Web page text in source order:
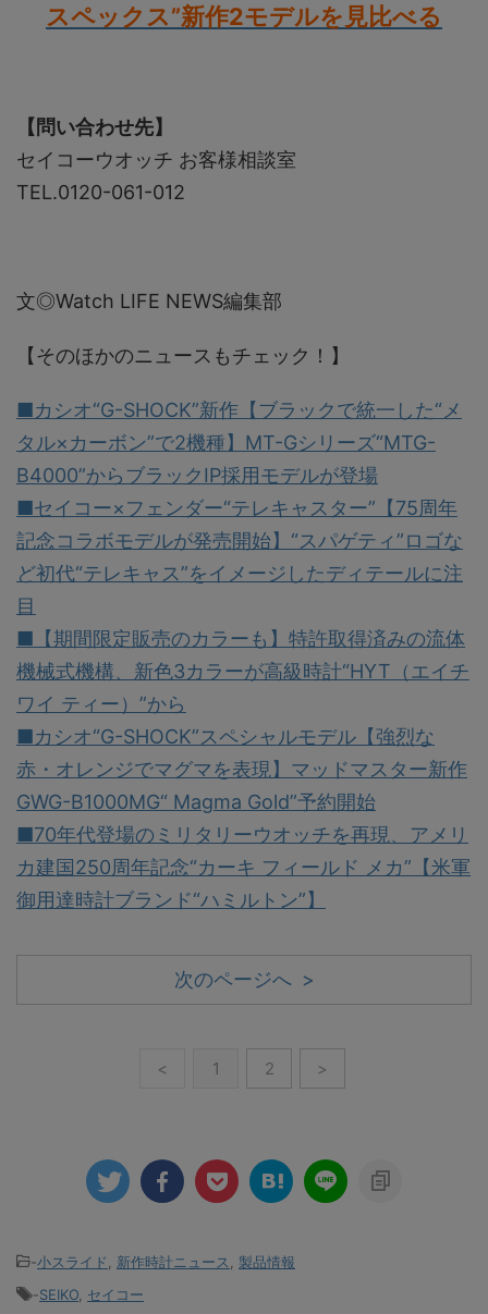
スペックス”新作2モデルを見比べる
【問い合わせ先】
セイコーウオッチ お客様相談室
TEL.0120-061-012
文◎Watch LIFE NEWS編集部
【そのほかのニュースもチェック！】
■カシオ“G-SHOCK”新作【ブラックで統一した“メ
タル×カーボン”で2機種】MT-Gシリーズ“MTG-
B4000”からブラックIP採用モデルが登場
■セイコー×フェンダー“テレキャスター”【75周年
記念コラボモデルが発売開始】“スパゲティ”ロゴな
ど初代“テレキャス”をイメージしたディテールに注
目
■【期間限定販売のカラーも】特許取得済みの流体
機械式機構、新色3カラーが高級時計“HYT（エイチ
ワイ ティー）”から
■カシオ“G-SHOCK”スペシャルモデル【強烈な
赤・オレンジでマグマを表現】マッドマスター新作
GWG-B1000MG“ Magma Gold”予約開始
■70年代登場のミリタリーウオッチを再現、アメリ
カ建国250周年記念“カーキ フィールド メカ”【米軍
御用達時計ブランド“ハミルトン”】
次のページへ >
< 1 2 >
-小スライド 新作時計ニュース
製品情報
-SEIKO セイコー